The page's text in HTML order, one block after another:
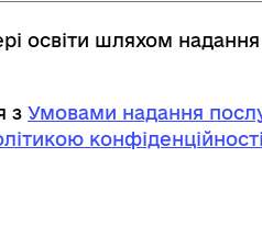
освіти шляхом надання
з Умовами надання
конфіденційності